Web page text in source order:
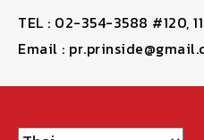
TEL : 02-354-3588 #120,
Email :